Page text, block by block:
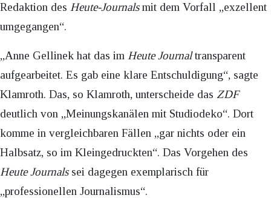
Redaktion des Heute-Journalsmit dem Vorfall „exzellent
umgegangen“.
„Anne Gellinek hat das im Heute Journaltransparent
aufgearbeitet. Es gab eine klare Entschuldigung“, sagte
Klamroth. Das, so Klamroth, unterscheide das ZDF
deutlich von „Meinungskanälen mit Studiodeko“. Dort
komme in vergleichbaren Fällen „gar nichts oder ein
Halbsatz, so im Kleingedruckten“. Das Vorgehen des
Heute Journalssei dagegen exemplarisch für
„professionellen Journalismus“.